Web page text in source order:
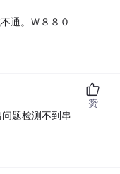
通。Ｗ８８０
题检测不到串
赞